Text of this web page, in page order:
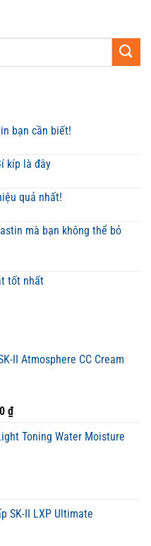
bạn cần biết!
kíp là đây
quả nhất!
mà bạn không thể bỏ
tốt nhất
II Atmosphere CC Cream
₫Giá
tạiToning Water Moisture
SK-II LXP Ultimate